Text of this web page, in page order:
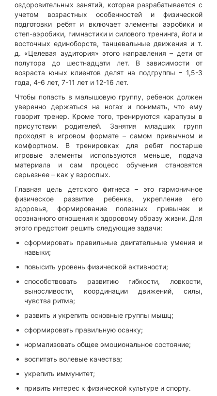
оздоровительных занятий, которая разрабатывается с
учетом возрастных особенностей и физической
подготовки ребят и включает элементы аэробики и
степ-аэробики, гимнастики и силового тренинга, йоги и
восточных единоборств, танцевальные движения и т.
д. «Целевая аудитория» этого направления – дети от
полутора до шестнадцати лет. В зависимости от
возраста юных клиентов делят на подгруппы – 1,5-3
года, 4-6 лет, 7-11 лет и 12-16 лет.
Чтобы попасть в малышовую группу, ребенок должен
уверенно держаться на ногах и понимать, что ему
говорит тренер. Кроме того, тренируются карапузы в
присутствии родителей. Занятия младших групп
проходят в игровом формате – самом привычном и
комфортном. В тренировках для ребят постарше
игровые элементы используются меньше, подача
материала и сам процесс обучения становятся
серьезнее – как у взрослых.
Главная цель детского фитнеса – это гармоничное
физическое развитие ребенка, укрепление его
здоровья, формирование полезных привычек и
осознанного отношения к здоровому образу жизни. Для
этого предстоит решить следующие задачи:
сформировать правильные двигательные умения и
навыки;
повысить уровень физической активности;
способствовать развитию гибкости, ловкости,
выносливости, координации движений, силы,
чувства ритма;
развить и укрепить основные группы мышц;
сформировать правильную осанку;
нормализовать общее эмоциональное состояние;
воспитать волевые качества;
укрепить иммунитет;
привить интерес к физической культуре и спорту.